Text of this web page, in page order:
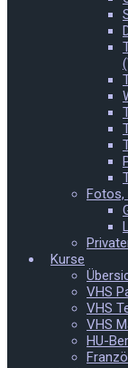
Fotos,
Kurse
VHS
VHS
VHS
HU-